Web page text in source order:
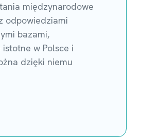
międzynarodowe
odpowiedziami
bazami,
w Polsce i
dzięki niemu